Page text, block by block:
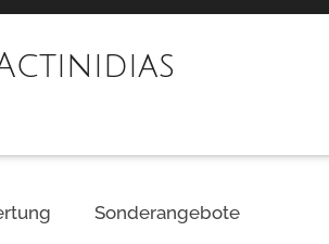
Sonderangebote